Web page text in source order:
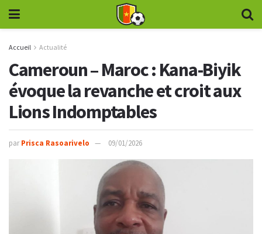
Accueil Actualité
Cameroun – Maroc : Kana-Biyik
évoque la revanche et croit aux
Lions Indomptables
par Prisca Rasoarivelo 09/01/2026